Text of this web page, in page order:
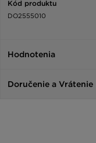
Kód produktu
DO2555010
Hodnotenia
Doručenie a Vrátenie